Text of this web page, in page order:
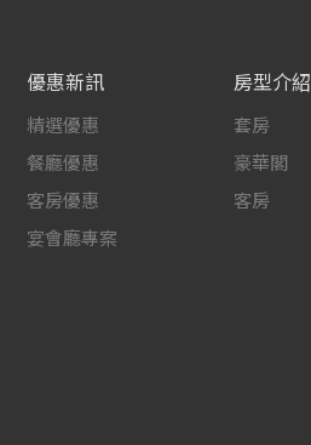
優惠新訊
精選優惠
餐廳優惠
客房優惠
宴會廳專案
房型介紹
套房
豪華閣
客房